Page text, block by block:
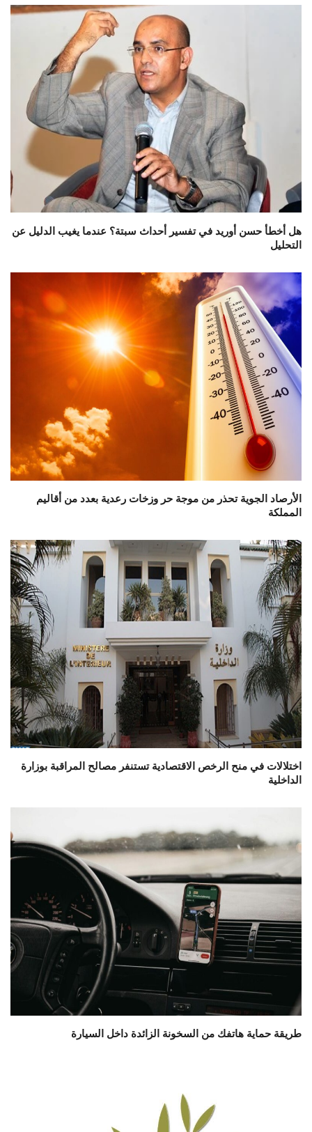
هل أخطأ حسن أوريد في تفسير أحداث سبتة؟ عندما يغيب الدليل عن
التحليل
الأرصاد الجوية تحذر من موجة حر وزخات رعدية بعدد من أقاليم
المملكة
اختلالات في منح الرخص الاقتصادية تستنفر مصالح المراقبة بوزارة
الداخلية
طريقة حماية هاتفك من السخونة الزائدة داخل السيارة